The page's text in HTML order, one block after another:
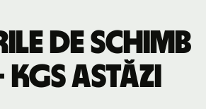
de schimb
KGS astăzi